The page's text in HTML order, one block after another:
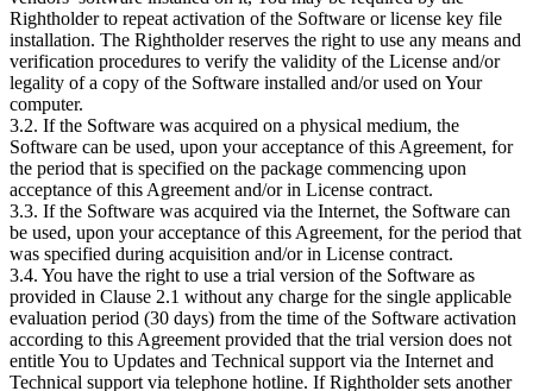
Rightholder to repeat activation of the Software or license key file
installation. The Rightholder reserves the right to use any means and
verification procedures to verify the validity of the License and/or
legality of a copy of the Software installed and/or used on Your
computer.
3.2. If the Software was acquired on a physical medium, the
Software can be used, upon your acceptance of this Agreement, for
the period that is specified on the package commencing upon
acceptance of this Agreement and/or in License contract.
3.3. If the Software was acquired via the Internet, the Software can
be used, upon your acceptance of this Agreement, for the period that
was specified during acquisition and/or in License contract.
3.4. You have the right to use a trial version of the Software as
provided in Clause 2.1 without any charge for the single applicable
evaluation period (30 days) from the time of the Software activation
according to this Agreement provided that the trial version does not
entitle You to Updates and Technical support via the Internet and
Technical support via telephone hotline. If Rightholder sets another